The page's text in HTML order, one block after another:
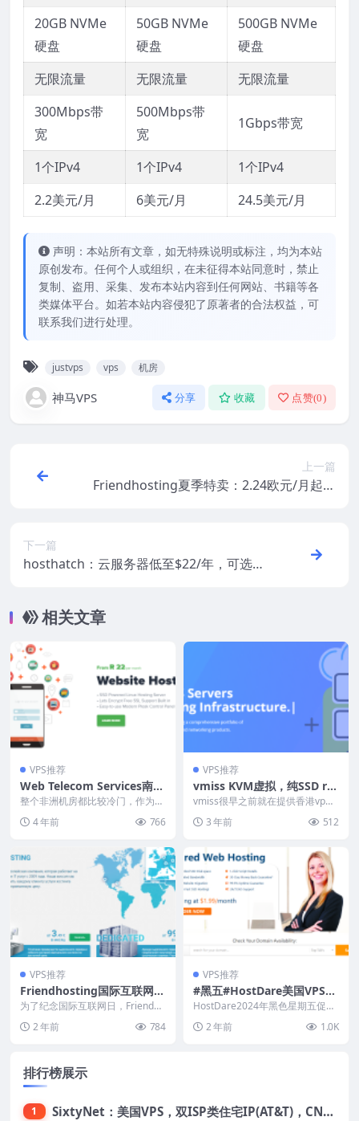
20GB NVMe
硬盘
50GB NVMe
硬盘
500GB NVMe
硬盘
无限流量
无限流量
无限流量
300Mbps带
宽
500Mbps带
宽
1Gbps带宽
1个IPv4 1个IPv4
1个IPv4
2.2美元/月
6美元/月 24.5美元/月
声明：本站所有文章，如无特殊说明或标注，均为本站
原创发布。任何个人或组织，在未征得本站同意时，禁止
复制、盗用、采集、发布本站内容到任何网站、书籍等各
类媒体平台。如若本站内容侵犯了原著者的合法权益，可
联系我们进行处理。
justvps vps 机房
神马VPS 分享 收藏 点赞(0)
上一篇
Friendhosting夏季特卖：2.24欧元/月起，
下一篇
hosthatch：云服务器低至$22/年，可选香
相关文章
VPS推荐
Web Telecom Services南非
VPS：1核750M/8GB硬盘/10
0GB流量/59南非兰特/月，大
概24元人民币
整个非洲机房都比较冷门，作为南
ce...4 年前 766
VPS推荐
vmiss KVM虚拟，纯SSD rai
d10阵列，自带一个IPv4+3
个IPv6
vmiss很早之前就在提供香港vp
香港 - ...
3 年前 512
VPS推荐
Friendhosting国际互联网日
全场6折：2.1欧元/月起，日
本/美国/欧洲13机房，支持支
付宝/微信支付/银联卡
为了纪念国际互联网日，Friendho
付、半年...
2 年前 784
VPS推荐
#黑五#HostDare美国VPS：
10.99美元/年，CN2 GIA 21.
59美元/年，日本服务器30美
元/年，支持支付宝/Paypal
HostDare2024年黑色星期五促销
国洛杉矶N...
2 年前 1.0K
排行榜展示
1 SixtyNet：美国VPS，双ISP类住宅IP(AT&T)，CN2 GIA网络，超高DDoS防御，$14/月，2G内存/2核/40gSSD/5T流量/10Gbps带宽